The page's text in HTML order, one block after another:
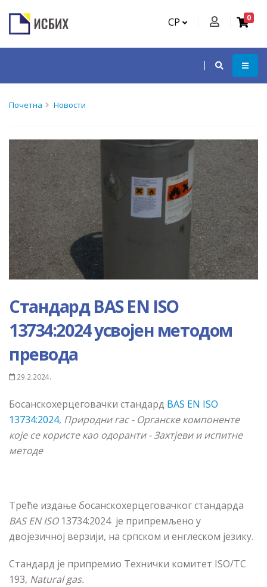
СР 0
Почетна Новости
Стандард BAS EN ISO
13734:2024 усвојен методом
превода
29.2.2024.
Босанскохерцеговачки стандард BAS EN ISO
13734:2024, Природни гас - Органске компоненте
које се користе као одоранти - Захтјеви и испитне
методе
Треће издање босанскохерцеговачког стандарда
BAS EN ISO13734:2024 је припремљено у
двојезичној верзији, на српском и енглеском језику.
Стандард је припремио Технички комитет ISO/TC
193, Natural gas.